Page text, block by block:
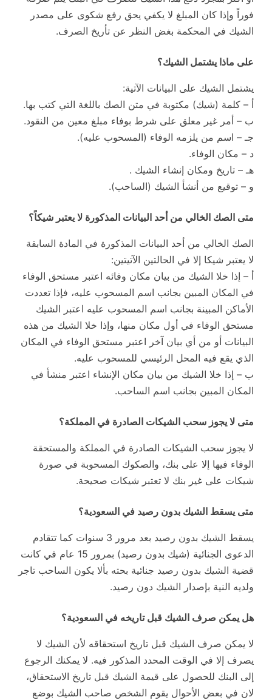
فوراً وإذا كان المبلغ لا يكفي يحق رفع شكوى على مصدر
الشيك في المحكمة بغض النظر عن تأريخ الصرف.
على ماذا يشتمل الشيك؟
يشتمل الشيك على البيانات الآتية:
أ – كلمة (شيك) مكتوبة في متن الصك باللغة التي كتب بها.
ب – أمر غير معلق على شرط بوفاء مبلغ معين من النقود.
جـ – اسم من يلزمه الوفاء (المسحوب عليه).
د – مكان الوفاء.
هـ – تاريخ ومكان إنشاء الشيك .
و – توقيع من أنشأ الشيك (الساحب).
متى الصك الخالي من أحد البيانات المذكورة لا يعتبر شيكاً؟
الصك الخالي من أحد البيانات المذكورة في المادة السابقة
لا يعتبر شيكا إلا في الحالتين الآتيتين:
أ – إذا خلا الشيك من بيان مكان وفائه اعتبر مستحق الوفاء
في المكان المبين بجانب اسم المسحوب عليه، فإذا تعددت
الأماكن المبينة بجانب اسم المسحوب عليه اعتبر الشيك
مستحق الوفاء في أول مكان منها، وإذا خلا الشيك من هذه
البيانات أو من أي بيان آخر اعتبر مستحق الوفاء في المكان
الذي يقع فيه المحل الرئيسي للمسحوب عليه.
ب – إذا خلا الشيك من بيان مكان الإنشاء اعتبر منشأ في
المكان المبين بجانب اسم الساحب.
متى لا يجوز سحب الشيكات الصادرة في المملكة؟
لا يجوز سحب الشيكات الصادرة في المملكة والمستحقة
الوفاء فيها إلا على بنك، والصكوك المسحوبة في صورة
شيكات على غير بنك لا تعتبر شيكات صحيحة.
متى يسقط الشيك بدون رصيد في السعودية؟
يسقط الشيك بدون رصيد بعد مرور 3 سنوات كما تتقادم
الدعوى الجنائية (شيك بدون رصيد) بمرور 15 عام في كانت
قضية الشيك بدون رصيد جنائية بحته بألا يكون الساحب تاجر
ولديه النية بإصدار الشيك دون رصيد.
هل يمكن صرف الشيك قبل تاريخه في السعودية؟
لا يمكن صرف الشيك قبل تاريخ استحقاقه لأن الشيك لا
يصرف إلا في الوقت المحدد المذكور فيه. لا يمكنك الرجوع
إلى البنك للحصول على قيمة الشيك قبل تاريخ الاستحقاق،
لان في بعض الأحوال يقوم الشخص صاحب الشيك بوضع